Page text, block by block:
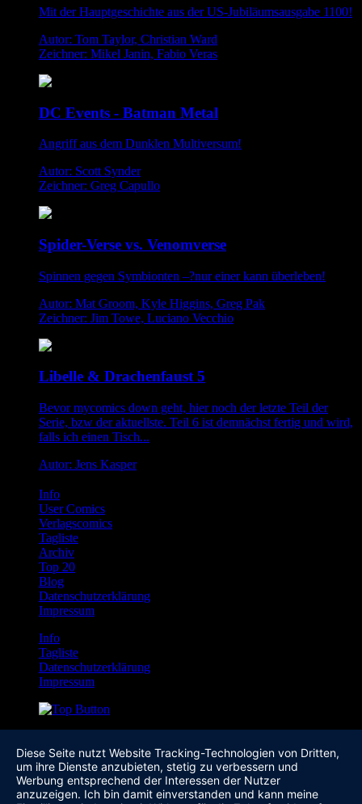
Mit der Hauptgeschichte aus der US-Jubiläumsausgabe 1100!
Autor: Tom Taylor, Christian Ward
Zeichner: Mikel Janin, Fabio Veras
DC Events - Batman Metal
Angriff aus dem Dunklen Multiversum!
Autor: Scott Synder
Zeichner: Greg Capullo
Spider-Verse vs. Venomverse
Spinnen gegen Symbionten –?nur einer kann überleben!
Autor: Mat Groom, Kyle Higgins, Greg Pak
Zeichner: Jim Towe, Luciano Vecchio
Libelle & Drachenfaust 5
Bevor mycomics down geht, hier noch der letzte Teil der
Serie, bzw der aktuellste. Teil 6 ist demnächst fertig und wird,
falls ich einen Tisch...
Autor: Jens Kasper
Info
User Comics
Verlagscomics
Tagliste
Archiv
Top 20
Blog
Datenschutzerklärung
Impressum
Info
Tagliste
Datenschutzerklärung
Impressum
Diese Seite nutzt Website Tracking-Technologien von Dritten,
um ihre Dienste anzubieten, stetig zu verbessern und
Werbung entsprechend der Interessen der Nutzer
anzuzeigen. Ich bin damit einverstanden und kann meine